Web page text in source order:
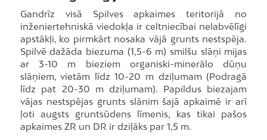
Gandrīz visā Spilves apkaimes teritorijā no
inženiertehniskā viedokļa ir celtniecībai nelabvēlīgi
apstākļi, ko pirmkārt nosaka vājā grunts nestspēja.
Spilvē dažāda biezuma (1,5-6 m) smilšu slāņi mijas
ar 3-10 m bieziem organiski-minerālo dūņu
slāņiem, vietām līdz 10-20 m dziļumam (Podragā
līdz pat 20-30 m dziļumam). Papildus biezajam
vājas nestspējas grunts slānim šajā apkaimē ir arī
ļoti augsts gruntsūdens līmenis, kas tikai pašos
apkaimes ZR un DR ir dziļāks par 1,5 m.